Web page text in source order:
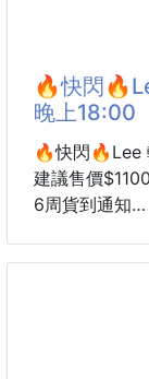
喜歡
維密它家最
# 短袖款也不
緞面（Satin),
冰冰涼涼超絲
💡自帶柔光
緞面是維密家
🔥快閃
晚上18:00
🔥快閃🔥Lee
建議售價$1100
6周貨到通知
簡約耐看的
不管是上班、
別看它外型
妝品等日常